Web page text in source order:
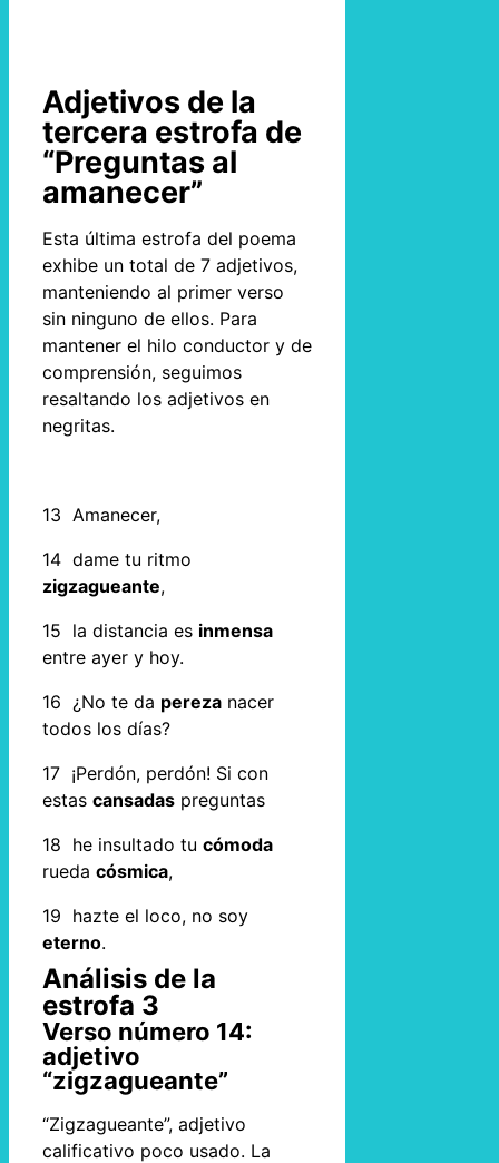
Adjetivos de la
tercera estrofa de
“Preguntas al
amanecer”
Esta última estrofa del poema
exhibe un total de 7 adjetivos,
manteniendo al primer verso
sin ninguno de ellos. Para
mantener el hilo conductor y de
comprensión, seguimos
resaltando los adjetivos en
negritas.
13 Amanecer,
14 dame tu ritmo
zigzagueante,
15 la distancia es inmensa
entre ayer y hoy.
16 ¿No te da pereza nacer
todos los días?
17 ¡Perdón, perdón! Si con
estas cansadas preguntas
18 he insultado tu cómoda
rueda cósmica,
19 hazte el loco, no soy
eterno.
Análisis de la
estrofa 3
Verso número 14:
adjetivo
“zigzagueante”
“Zigzagueante”, adjetivo
calificativo poco usado. La